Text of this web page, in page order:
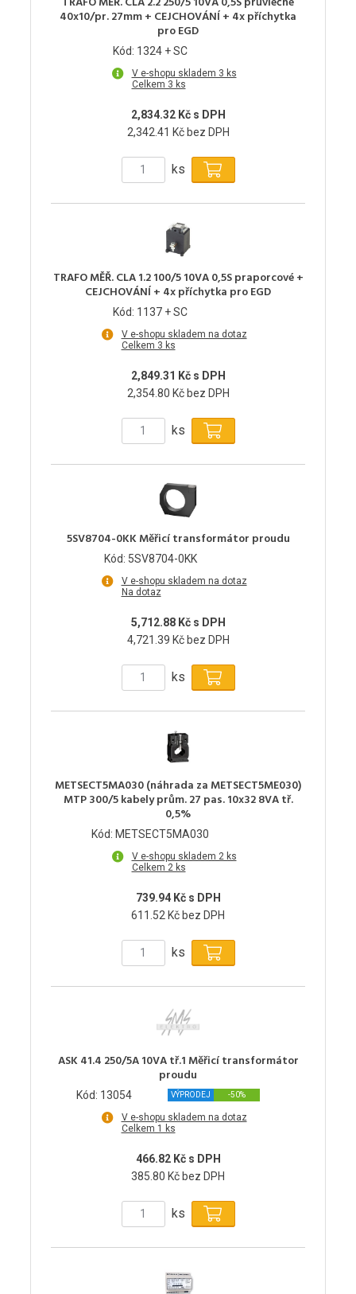
40x10/pr. 27mm + CEJCHOVÁNÍ + 4x příchytka
pro EGD
Kód: 1324 + SC
V e-shopu skladem 3 ks
Celkem 3 ks
2,834.32 Kč s DPH
2,342.41 Kč bez DPH
ks
TRAFO MĚŘ. CLA 1.2 100/5 10VA 0,5S praporcové +
CEJCHOVÁNÍ + 4x příchytka pro EGD
Kód: 1137 + SC
V e-shopu skladem na dotaz
Celkem 3 ks
2,849.31 Kč s DPH
2,354.80 Kč bez DPH
ks
5SV8704-0KK Měřicí transformátor proudu
Kód: 5SV8704-0KK
V e-shopu skladem na dotaz
Na dotaz
5,712.88 Kč s DPH
4,721.39 Kč bez DPH
ks
METSECT5MA030 (náhrada za METSECT5ME030)
MTP 300/5 kabely prům. 27 pas. 10x32 8VA tř.
0,5%
Kód: METSECT5MA030
V e-shopu skladem 2 ks
Celkem 2 ks
739.94 Kč s DPH
611.52 Kč bez DPH
ks
ASK 41.4 250/5A 10VA tř.1 Měřicí transformátor
proudu
Kód: 13054 VÝPRODEJ -50%
V e-shopu skladem na dotaz
Celkem 1 ks
466.82 Kč s DPH
385.80 Kč bez DPH
ks